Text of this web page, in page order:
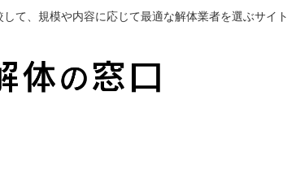
て、規模や内容に応じて最適な解体業者を選ぶサイト